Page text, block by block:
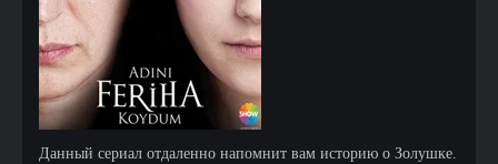
Данный сериал отдаленно напомнит вам историю о Золушке.